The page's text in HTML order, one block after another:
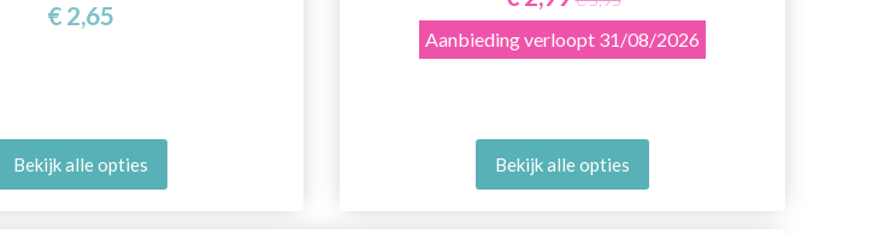
€ 2,65
Bekijk alle opties
Aanbieding verloopt 31/08/2026
Bekijk alle opties